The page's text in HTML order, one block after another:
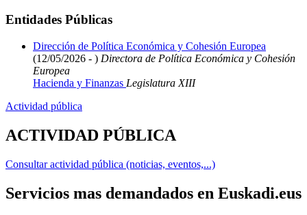
Entidades Públicas
Dirección de Política Económica y Cohesión Europea
(12/05/2026 - ) Directora de Política Económica y Cohesión
Europea
Hacienda y Finanzas Legislatura XIII
Actividad pública
ACTIVIDAD PÚBLICA
Consultar actividad pública (noticias, eventos,...)
Servicios mas demandados en Euskadi.eus